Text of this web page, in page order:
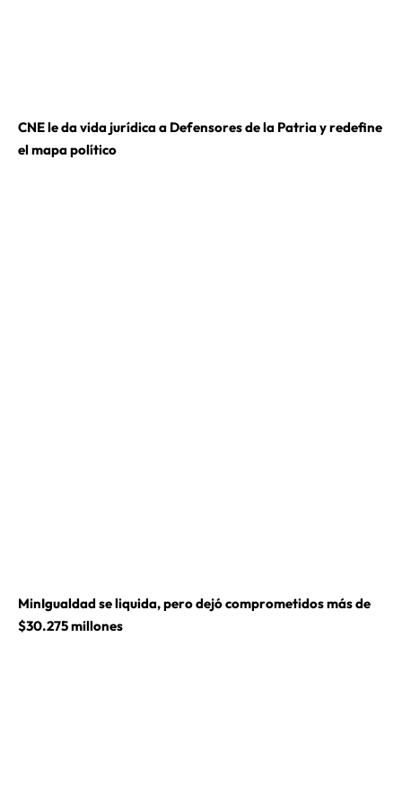
CNE le da vida jurídica a Defensores de la Patria y redefine
el mapa político
MinIgualdad se liquida, pero dejó comprometidos más de
$30.275 millones